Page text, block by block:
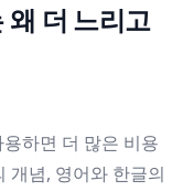
왜 더 느리고
하면 더 많은 비용
개념, 영어와 한글의